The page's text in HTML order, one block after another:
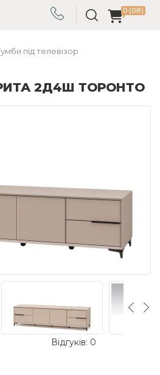
0 (0₴)
під телевізор
2Д4Ш ТОРОНТО
Відгуків: 0